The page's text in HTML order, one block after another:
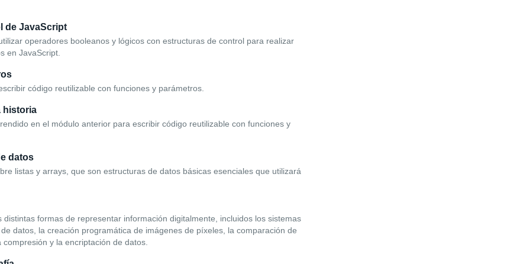
de JavaScript
operadores booleanos y lógicos con estructuras de control para realizar
en JavaScript.
código reutilizable con funciones y parámetros.
historia
en el módulo anterior para escribir código reutilizable con funciones y
datos
listas y arrays, que son estructuras de datos básicas esenciales que utilizará
distintas formas de representar información digitalmente, incluidos los sistemas
datos, la creación programática de imágenes de píxeles, la comparación de
y la encriptación de datos.